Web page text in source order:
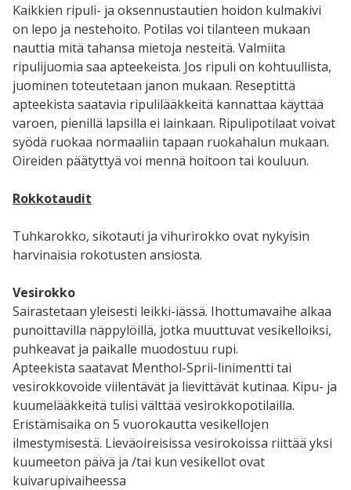
Kaikkien ripuli- ja oksennustautien hoidon kulmakivi
on lepo ja nestehoito. Potilas voi tilanteen mukaan
nauttia mitä tahansa mietoja nesteitä. Valmiita
ripulijuomia saa apteekeista. Jos ripuli on kohtuullista,
juominen toteutetaan janon mukaan. Reseptittä
apteekista saatavia ripulilääkkeitä kannattaa käyttää
varoen, pienillä lapsilla ei lainkaan. Ripulipotilaat voivat
syödä ruokaa normaaliin tapaan ruokahalun mukaan.
Oireiden päätyttyä voi mennä hoitoon tai kouluun.
Rokkotaudit
Tuhkarokko, sikotauti ja vihurirokko ovat nykyisin
harvinaisia rokotusten ansiosta.
Vesirokko
Sairastetaan yleisesti leikki-iässä. Ihottumavaihe alkaa
punoittavilla näppylöillä, jotka muuttuvat vesikelloiksi,
puhkeavat ja paikalle muodostuu rupi.
Apteekista saatavat Menthol-Sprii-linimentti tai
vesirokkovoide viilentävät ja lievittävät kutinaa. Kipu- ja
kuumelääkkeitä tulisi välttää vesirokkopotilailla.
Eristämisaika on 5 vuorokautta vesikellojen
ilmestymisestä. Lieväoireisissa vesirokoissa riittää yksi
kuumeeton päivä ja /tai kun vesikellot ovat
kuivarupivaiheessa